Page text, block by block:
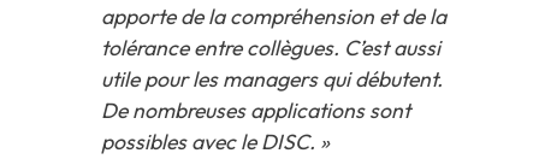
apporte de la compréhension et de la
tolérance entre collègues. C’est aussi
utile pour les managers qui débutent.
De nombreuses applications sont
possibles avec le DISC. »